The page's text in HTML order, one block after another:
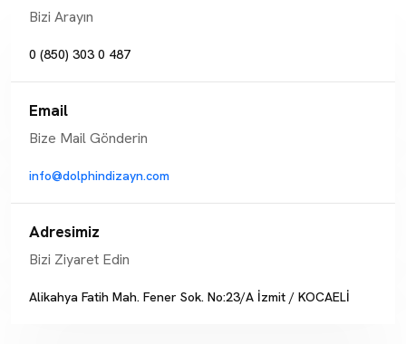
Bizi Arayın
0 (850) 303 0 487
Email
Bize Mail Gönderin
info@dolphindizayn.com
Adresimiz
Bizi Ziyaret Edin
Alikahya Fatih Mah. Fener Sok. No:23/A İzmit / KOCAELİ